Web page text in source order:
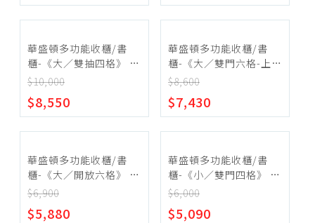
華盛頓多功能收櫃/書
櫃-《大／雙抽四格》 健
康系列【myhome8居家
$10,000
$8,550
華盛頓多功能收櫃/書
櫃-《大／雙門六格-上開
放》 健康系列
$8,600
$7,430
華盛頓多功能收櫃/書
櫃-《大／開放六格》 健
康系列【myhome8居家
$6,900
$5,880
華盛頓多功能收櫃/書
櫃-《小／雙門四格》 健
康系列【myhome8居家
$6,000
$5,090